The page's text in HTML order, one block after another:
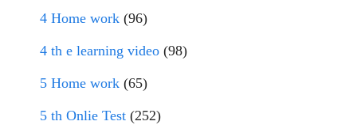
4 Home work (96)
4 th e learning video (98)
5 Home work (65)
5 th Onlie Test (252)